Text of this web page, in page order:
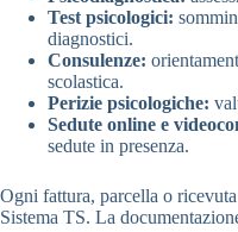
Test psicologici:
diagnostici.
Consulenze:
scolastica.
Perizie psicologiche:
Sedute online e
sedute in presenza.
Ogni fattura, parcella o
Sistema TS. La